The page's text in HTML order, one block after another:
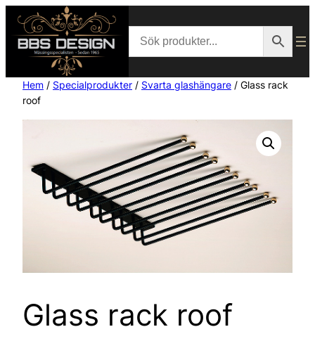
Hem / Specialprodukter / Svarta glashängare / Glass rack
roof
Glass rack roof